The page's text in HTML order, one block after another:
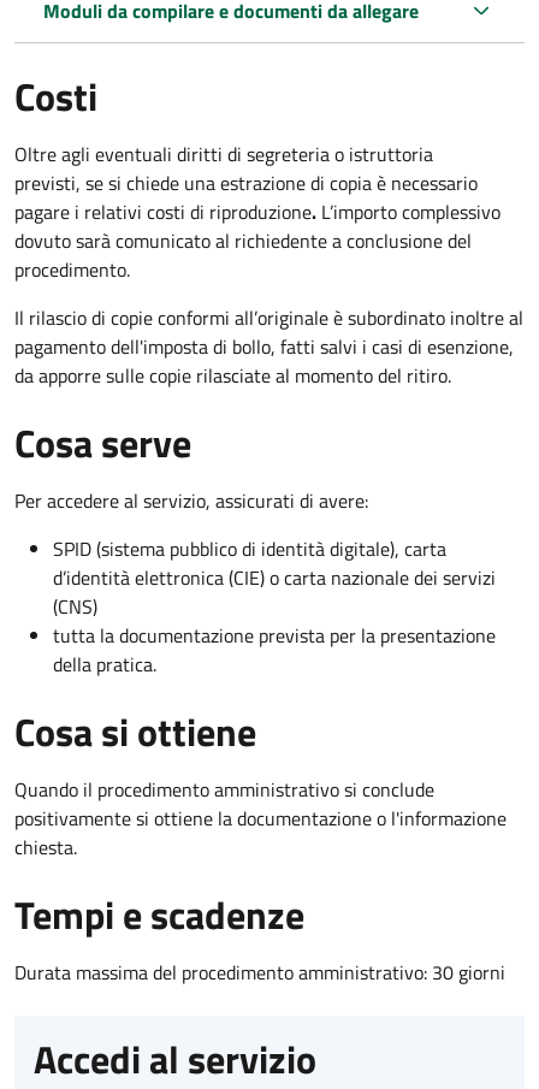
Moduli da compilare e documenti da allegare
Costi
Oltre agli eventuali diritti di segreteria o istruttoria
previsti, se si chiede una estrazione di copia è necessario
pagare i relativi costi di riproduzione. L’importo complessivo
dovuto sarà comunicato al richiedente a conclusione del
procedimento.
Il rilascio di copie conformi all’originale è subordinato inoltre al
pagamento dell'imposta di bollo, fatti salvi i casi di esenzione,
da apporre sulle copie rilasciate al momento del ritiro.
Cosa serve
Per accedere al servizio, assicurati di avere:
SPID (sistema pubblico di identità digitale), carta
d’identità elettronica (CIE) o carta nazionale dei servizi
(CNS)
tutta la documentazione prevista per la presentazione
della pratica.
Cosa si ottiene
Quando il procedimento amministrativo si conclude
positivamente si ottiene la documentazione o l'informazione
chiesta.
Tempi e scadenze
Durata massima del procedimento amministrativo: 30 giorni
Accedi al servizio